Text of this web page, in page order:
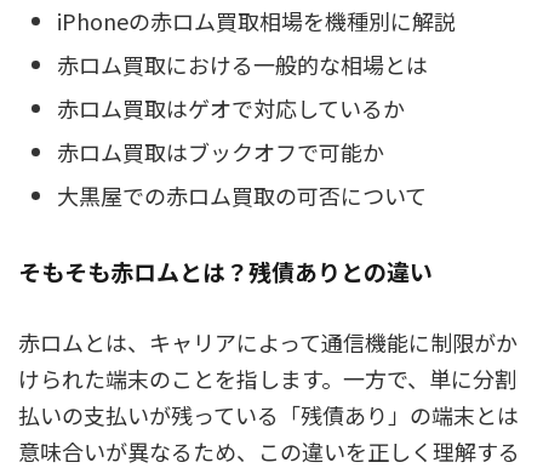
iPhoneの赤ロム買取相場を機種別に解説
赤ロム買取における一般的な相場とは
赤ロム買取はゲオで対応しているか
赤ロム買取はブックオフで可能か
大黒屋での赤ロム買取の可否について
そもそも赤ロムとは？残債ありとの違い
赤ロムとは、キャリアによって通信機能に制限がか
けられた端末のことを指します。一方で、単に分割
払いの支払いが残っている「残債あり」の端末とは
意味合いが異なるため、この違いを正しく理解する